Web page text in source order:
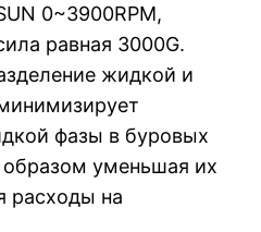
0~3900RPM,
равная 3000G.
жидкой и
фазы в буровых
образом уменьшая их
расходы на